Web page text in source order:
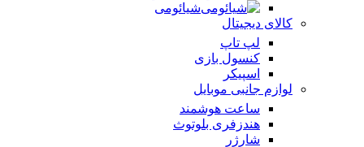
شیائومی
کالای دیجیتال
لپ تاپ
کنسول بازی
اسپیکر
لوازم جانبی موبایل
ساعت هوشمند
هندزفری بلوتوث
شارژر